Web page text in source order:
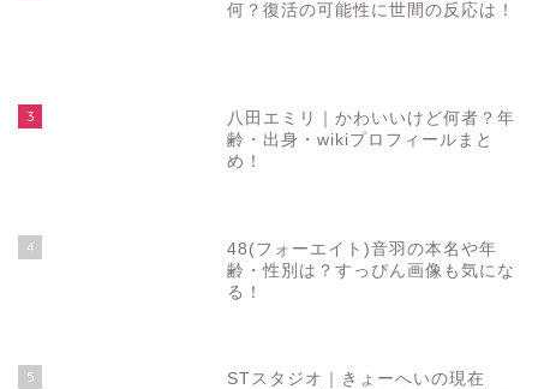
何？復活の可能性に世間の反応は！
3
八田エミリ｜かわいいけど何者？年
齢・出身・wikiプロフィールまと
め！
4
48(フォーエイト)音羽の本名や年
齢・性別は？すっぴん画像も気にな
る！
5
STスタジオ｜きょーへいの現在